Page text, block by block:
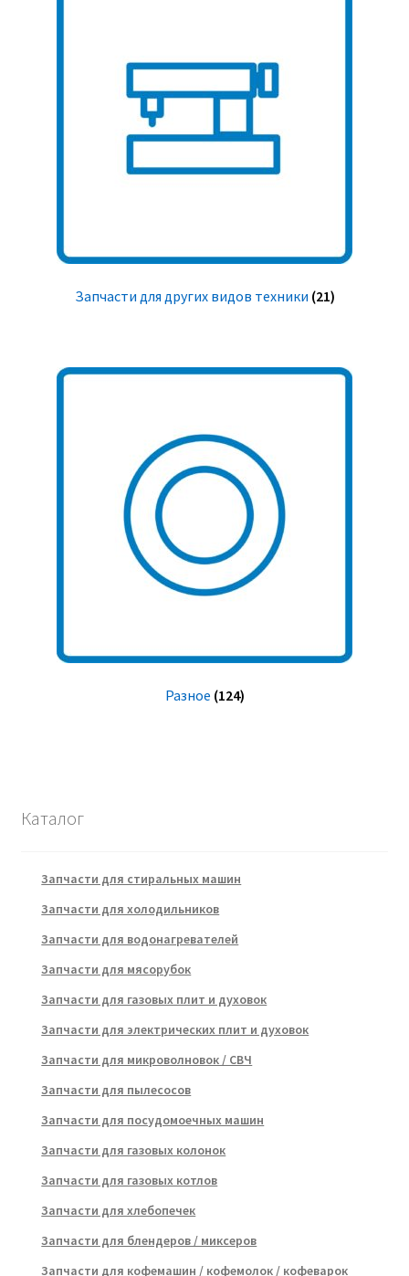
Запчасти для других видов техники (21)
Разное (124)
Каталог
Запчасти для стиральных машин
Запчасти для холодильников
Запчасти для водонагревателей
Запчасти для мясорубок
Запчасти для газовых плит и духовок
Запчасти для электрических плит и духовок
Запчасти для микроволновок / СВЧ
Запчасти для пылесосов
Запчасти для посудомоечных машин
Запчасти для газовых колонок
Запчасти для газовых котлов
Запчасти для хлебопечек
Запчасти для блендеров / миксеров
Запчасти для кофемашин / кофемолок / кофеварок